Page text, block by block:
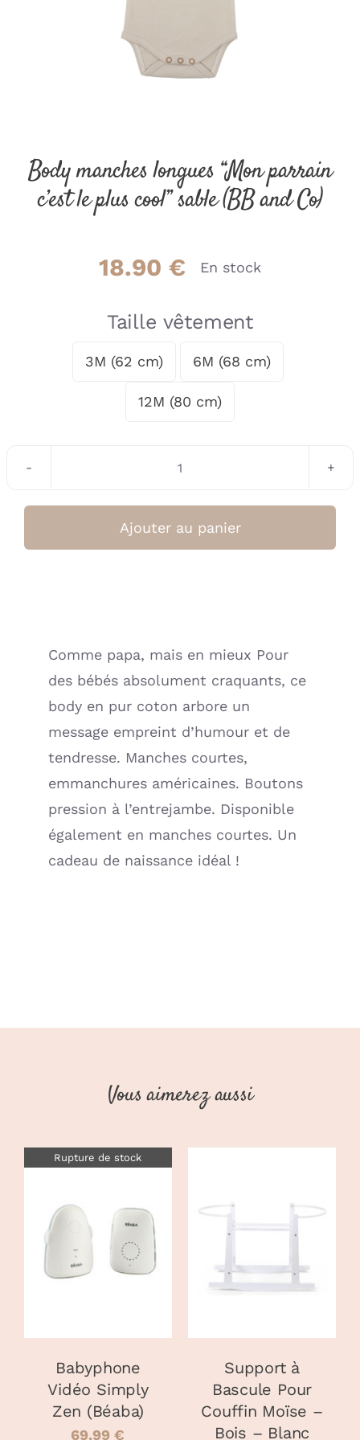
Body manches longues “Mon parrain
c’est le plus cool” sable (BB and Co)
18.90 € En stock
Taille vêtement
3M (62 cm) 6M (68 cm)
12M (80 cm)
quantité
Body
le
plus
cool”
sable
Co)
Ajouter au panier
Comme papa, mais en mieux Pour
des bébés absolument craquants, ce
body en pur coton arbore un
message empreint d’humour et de
tendresse. Manches courtes,
emmanchures américaines. Boutons
pression à l’entrejambe. Disponible
également en manches courtes. Un
cadeau de naissance idéal !
Vous aimerez aussi
Rupture de stock
DÉTAILS
Babyphone
Vidéo Simply
Zen (Béaba)
69.99€
AJOUTER AU
DÉTAILS
Support à
Bascule Pour
Couffin Moïse –
Bois – Blanc